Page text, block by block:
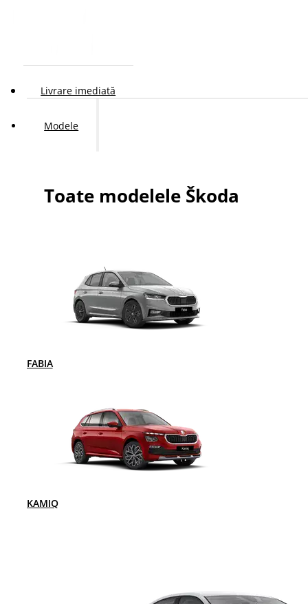
Livrare imediată
Modele
Toate modelele Škoda
FABIA
KAMIQ